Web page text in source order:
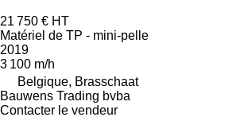
21 750 € HT
Matériel de TP - mini-pelle
2019
3 100 m/h
Belgique, Brasschaat
Bauwens Trading bvba
Contacter le vendeur